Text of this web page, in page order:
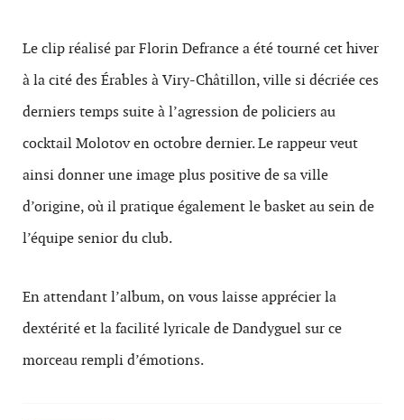
Le clip réalisé par Florin Defrance a été tourné cet hiver
à la cité des Érables à Viry-Châtillon, ville si décriée ces
derniers temps suite à l’agression de policiers au
cocktail Molotov en octobre dernier. Le rappeur veut
ainsi donner une image plus positive de sa ville
d’origine, où il pratique également le basket au sein de
l’équipe senior du club.
En attendant l’album, on vous laisse apprécier la
dextérité et la facilité lyricale de Dandyguel sur ce
morceau rempli d’émotions.